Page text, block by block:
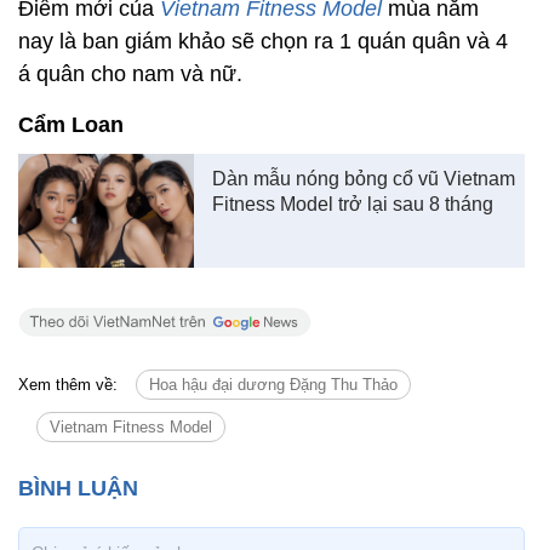
Điểm mới của Vietnam Fitness Modelmùa năm
nay là ban giám khảo sẽ chọn ra 1 quán quân và 4
á quân cho nam và nữ.
Cẩm Loan
Dàn mẫu nóng bỏng cổ vũ Vietnam
Fitness Model trở lại sau 8 tháng
Xem thêm về: Hoa hậu đại dương Đặng Thu Thảo
Vietnam Fitness Model